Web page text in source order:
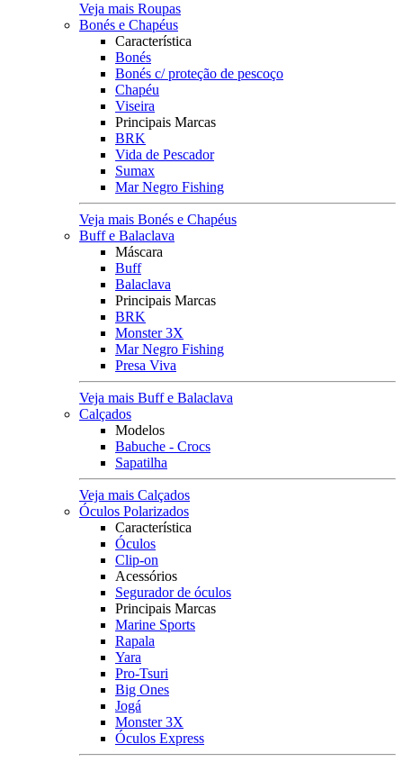
Veja mais Roupas
Bonés e Chapéus
Característica
Bonés
Bonés c/ proteção de pescoço
Chapéu
Viseira
Principais Marcas
BRK
Vida de Pescador
Sumax
Mar Negro Fishing
Veja mais Bonés e Chapéus
Buff e Balaclava
Máscara
Buff
Balaclava
Principais Marcas
BRK
Monster 3X
Mar Negro Fishing
Presa Viva
Veja mais Buff e Balaclava
Calçados
Modelos
Babuche - Crocs
Sapatilha
Veja mais Calçados
Óculos Polarizados
Característica
Óculos
Clip-on
Acessórios
Segurador de óculos
Principais Marcas
Marine Sports
Rapala
Yara
Pro-Tsuri
Big Ones
Jogá
Monster 3X
Óculos Express